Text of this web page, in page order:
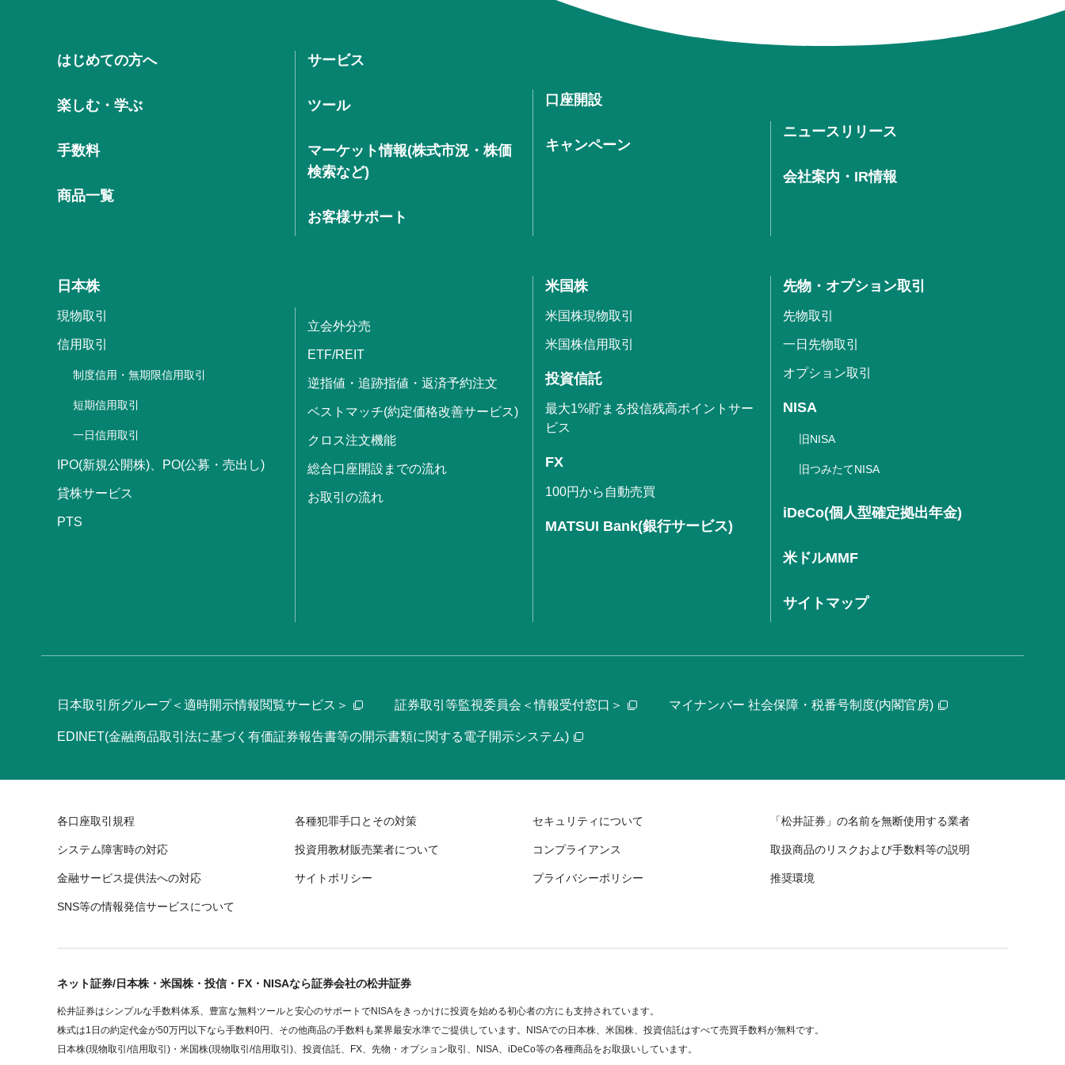
はじめての方へ
楽しむ・学ぶ
手数料
商品一覧
サービス
ツール
マーケット情報(株式市況・株価
検索など)
お客様サポート
口座開設
キャンペーン
ニュースリリース
会社案内・IR情報
日本株
現物取引
信用取引
制度信用・無期限信用取引
短期信用取引
一日信用取引
IPO(新規公開株)、PO(公募・売出し)
貸株サービス
PTS
立会外分売
ETF/REIT
逆指値・追跡指値・返済予約注文
ベストマッチ(約定価格改善サービス)
クロス注文機能
総合口座開設までの流れ
お取引の流れ
米国株
米国株現物取引
米国株信用取引
投資信託
最大1%貯まる投信残高ポイントサー
ビス
FX
100円から自動売買
MATSUI Bank(銀行サービス)
先物・オプション取引
先物取引
一日先物取引
オプション取引
NISA
旧NISA
旧つみたてNISA
iDeCo(個人型確定拠出年金)
米ドルMMF
サイトマップ
日本取引所グループ＜適時開示情報閲覧サービス＞ 証券取引等監視委員会＜情報受付窓口＞ マイナンバー 社会保障・税番号制度(内閣官房)
EDINET(金融商品取引法に基づく有価証券報告書等の開示書類に関する電子開示システム)
各口座取引規程 各種犯罪手口とその対策 セキュリティについて 「松井証券」の名前を無断使用する業者
システム障害時の対応 投資用教材販売業者について コンプライアンス 取扱商品のリスクおよび手数料等の説明
金融サービス提供法への対応 サイトポリシー プライバシーポリシー 推奨環境
SNS等の情報発信サービスについて
ネット証券/日本株・米国株・投信・FX・NISAなら証券会社の松井証券
松井証券はシンプルな手数料体系、豊富な無料ツールと安心のサポートでNISAをきっかけに投資を始める初心者の方にも支持されています。
株式は1日の約定代金が50万円以下なら手数料0円、その他商品の手数料も業界最安水準でご提供しています。NISAでの日本株、米国株、投資信託はすべて売買手数料が無料です。
日本株(現物取引/信用取引)・米国株(現物取引/信用取引)、投資信託、FX、先物・オプション取引、NISA、iDeCo等の各種商品をお取扱いしています。